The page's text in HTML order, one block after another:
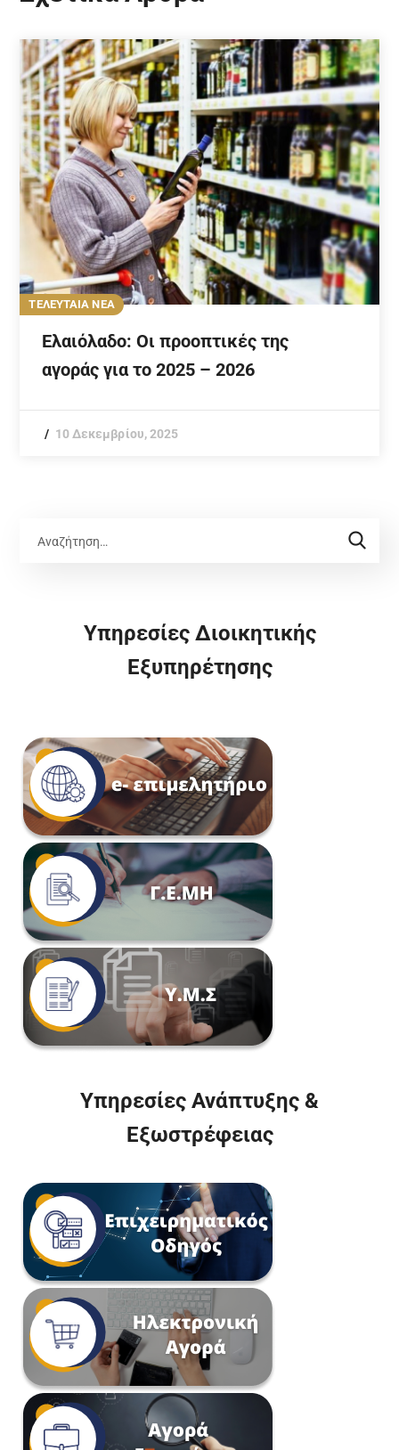
ΤΕΛΕΥΤΑΙΑ ΝΕΑ
Ελαιόλαδο: Οι προοπτικές της
αγοράς για το 2025 – 2026
10 Δεκεμβρίου, 2025
Υπηρεσίες Διοικητικής
Εξυπηρέτησης
Υπηρεσίες Ανάπτυξης &
Εξωστρέφειας